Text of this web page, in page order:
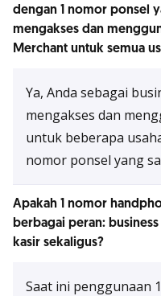
dengan 1 nomor ponsel
mengakses dan
Merchant untuk semua
Ya, Anda sebagai
mengakses dan
untuk beberapa
nomor ponsel yang
Apakah 1 nomor
berbagai peran:
kasir sekaligus?
Saat ini penggunaan